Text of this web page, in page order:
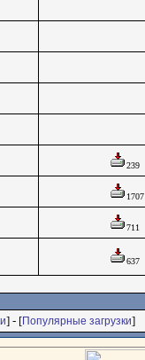
239
1707
711
637
] - [Популярные загрузки]